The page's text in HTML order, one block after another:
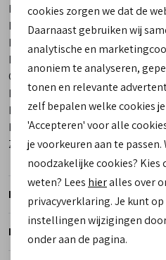
Merk
Leveranciercode
Bestelcode
Breedtemaat
G
Categorie
Kleur
Materiaal buitenkant
Materiaal binnenkant
Leer
Zool
Retourneren
Reserveer en pas in de winkel
Analytische cookies
Marketing cookies
cookies zorgen we dat de
Daarnaast gebruiken wij
analytische en
anoniem te analyseren,
tonen en relevante
zelf bepalen welke cookies
'Accepteren' voor alle
je voorkeuren aan te passen.
noodzakelijke cookies? Kies
weten? Lees hieralles over
privacyverklaring. Je kunt
instellingen wijzigingen
onder aan de pagina.